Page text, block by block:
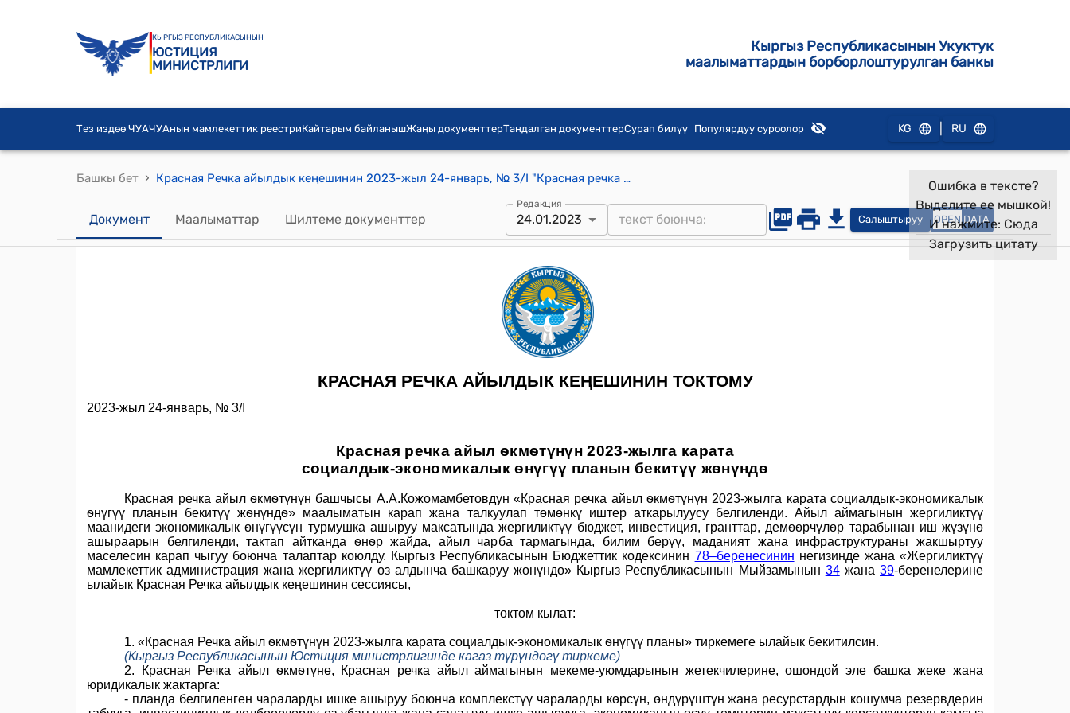
КЫРГЫЗ РЕСПУБЛИКАСЫНЫН
ЮСТИЦИЯ
МИНИСТРЛИГИ
Кыргыз Республикасынын Укуктук
маалыматтардын борборлоштурулган банкы
Тез издөө ЧУАЧУАнын мамлекеттик реестриКайтарым байланышЖаңы документтерТандалган документтерСурап билүү Популярдуу суроолор KG RU
Башкы бет › Красная Речка айылдык кеңешинин 2023-жыл 24-январь, № 3/I "Красная речка айыл ѳкмѳтүнүн 2023-жылга карата социалдык-экономикалык ѳнүгүү планын бекитүү жѳнүндѳ" токтому
Документ Маалыматтар Шилтеме документтер
Редакция
24.01.2023 Салыштыруу OPEN DATA
Ошибка в тексте?
Выделите ее мышкой!
И нажмите: Сюда
Загрузить цитату